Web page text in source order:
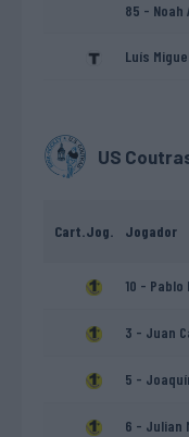
85 - Noah
Luís
US
Cart.Jog. Jogador
10 - Pablo
3 - Juan
5 -
6 - Julian